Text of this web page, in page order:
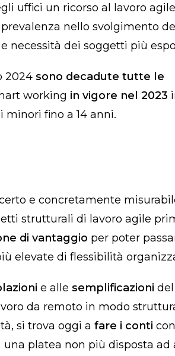
uffici un ricorso al lavoro
nello svolgimento
necessità dei soggetti più
2024 sono decadute tutte le
working in vigore nel 2023
fino a 14 anni.
e concretamente
strutturali di lavoro agile
di vantaggio per poter
elevate di flessibilità
e alle semplificazioni
da remoto in modo
si trova oggi a fare i conti
una platea non più disposta ad